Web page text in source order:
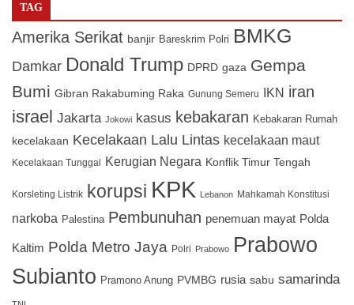
TAG
Amerika Serikat banjir Bareskrim Polri BMKG
Damkar Donald Trump DPRD gaza Gempa
Bumi Gibran Rakabuming Raka Gunung Semeru IKN iran
israel Jakarta Jokowi kasus kebakaran Kebakaran Rumah
kecelakaan Kecelakaan Lalu Lintas kecelakaan maut
Kecelakaan Tunggal Kerugian Negara Konflik Timur Tengah
Korsleting Listrik korupsi KPK Lebanon Mahkamah Konstitusi
narkoba Palestina Pembunuhan penemuan mayat Polda
Kaltim Polda Metro Jaya Polri Prabowo Prabowo
Subianto Pramono Anung PVMBG rusia sabu samarinda